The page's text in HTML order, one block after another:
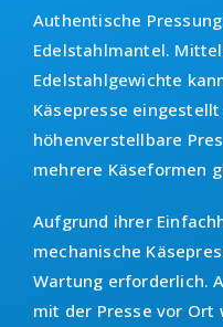
Authentische
Edelstahlmantel.
Edelstahlgewichte
Käsepresse
höhenverstellbare
mehrere Käseformen
Aufgrund ihrer
mechanische
Wartung erforderlich.
mit der Presse vor Ort